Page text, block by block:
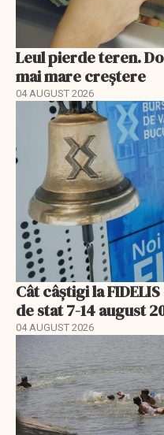
Leul pierde teren.
mai mare creștere
04 AUGUST 2026
Cât câștigi la
de stat 7-14 august
04 AUGUST 2026